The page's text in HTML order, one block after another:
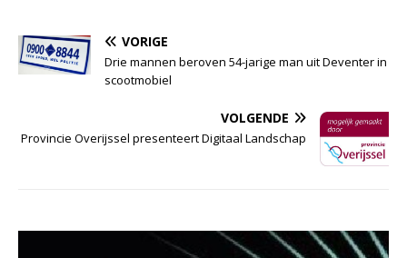
VORIGE
Drie mannen beroven 54-jarige man uit Deventer in
scootmobiel
VOLGENDE
Provincie Overijssel presenteert Digitaal Landschap